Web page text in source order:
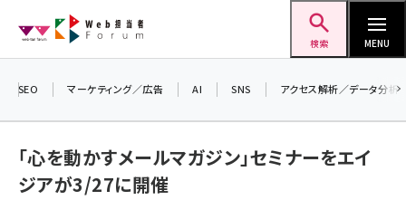
ン
検索 MENU
SEO マーケティング／広告 AI SNS アクセス解析／データ分析
「心を動かすメールマガジン」セミナーをエイ
ジアが3/27に開催
生成
るセ